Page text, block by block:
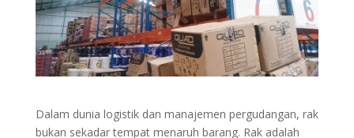
Dalam dunia logistik dan manajemen pergudangan, rak
bukan sekadar tempat menaruh barang. Rak adalah